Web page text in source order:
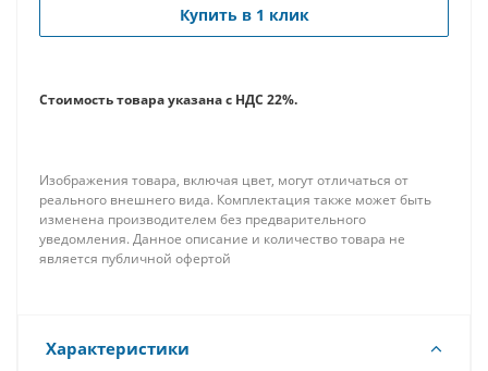
Купить в 1 клик
Стоимость товара указана с НДС 22%.
Изображения товара, включая цвет, могут отличаться от
реального внешнего вида. Комплектация также может быть
изменена производителем без предварительного
уведомления. Данное описание и количество товара не
является публичной офертой
Характеристики